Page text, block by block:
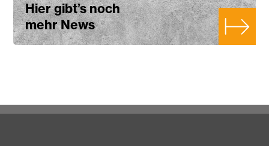
Hier gibt’s noch
mehr News